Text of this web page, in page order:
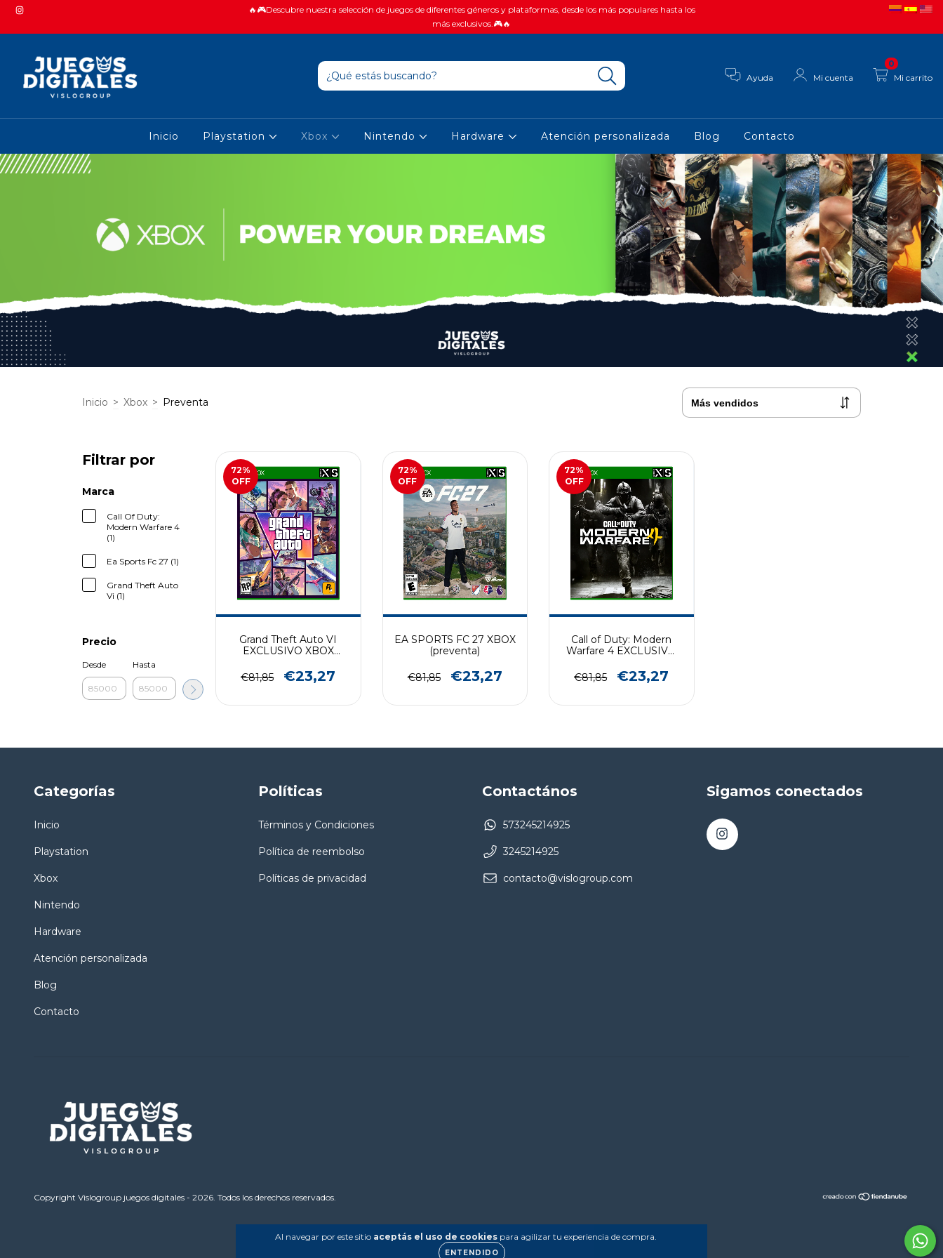
🔥🎮Descubre nuestra selección de juegos de diferentes géneros y plataformas, desde los más populares hasta los
más exclusivos.🎮🔥
Ayuda Mi cuenta Mi carrito
0
Inicio Playstation Xbox Nintendo Hardware Atención personalizada Blog Contacto
Al navegar por este sitio aceptás el uso de cookies para agilizar tu experiencia de compra.
ENTENDIDO
Inicio > Xbox > Preventa
Filtrar por
Marca
Call Of Duty:
Modern Warfare 4
(1)
Ea Sports Fc 27 (1)
Grand Theft Auto
Vi (1)
Precio
Desde Hasta
72%
OFF
Grand Theft Auto VI
EXCLUSIVO XBOX
€81,85
€23,27
72%
OFF
EA SPORTS FC 27 XBOX
(preventa)
€81,85 €23,27
72%
OFF
Call of Duty: Modern
Warfare 4 EXCLUSIVO
(preventa)
€81,85 €23,27
Categorías
Inicio
Playstation
Xbox
Nintendo
Hardware
Atención personalizada
Blog
Contacto
Políticas
Términos y Condiciones
Política de reembolso
Políticas de privacidad
Contactános
573245214925
3245214925
contacto@vislogroup.com
Sigamos conectados
Copyright Vislogroup juegos digitales - 2026. Todos los derechos reservados.